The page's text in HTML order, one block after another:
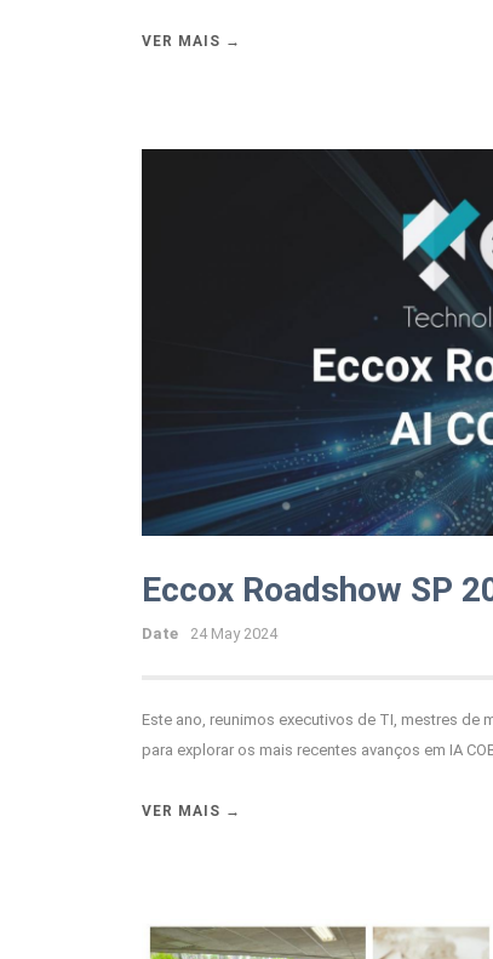
VER MAIS →
Eccox Roadshow SP
Date 24 May 2024
Este ano, reunimos executivos de TI, mestres de
para explorar os mais recentes avanços em IA
VER MAIS →